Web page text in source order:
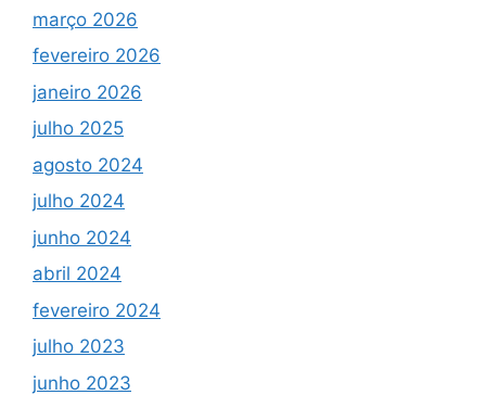
março 2026
fevereiro 2026
janeiro 2026
julho 2025
agosto 2024
julho 2024
junho 2024
abril 2024
fevereiro 2024
julho 2023
junho 2023